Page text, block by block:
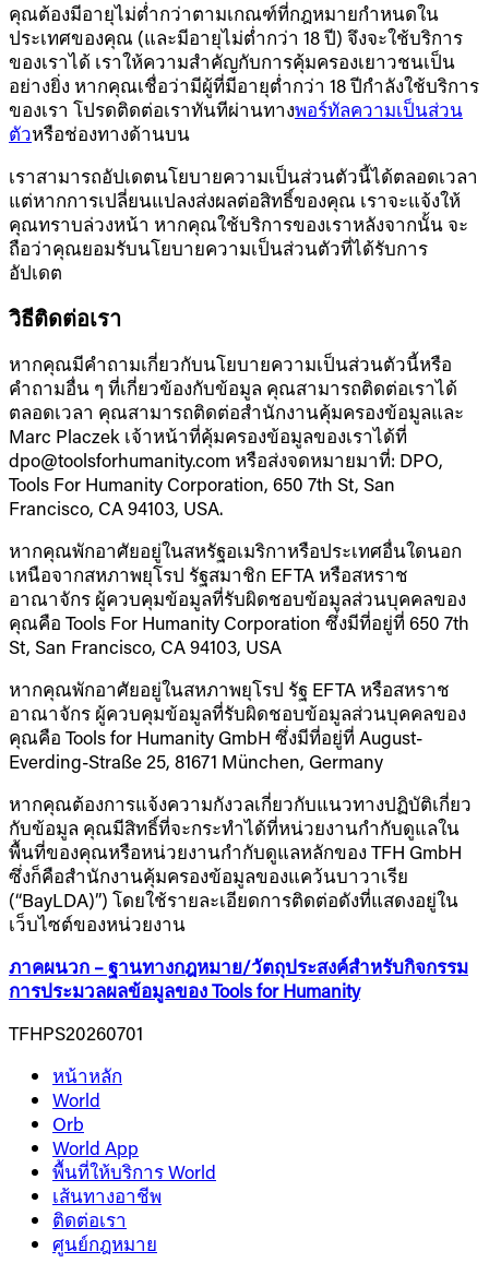
คุณต้องมีอายุไม่ต่ำกว่าตามเกณฑ์ที่กฎหมายกำหนดใน
ประเทศของคุณ (และมีอายุไม่ต่ำกว่า 18 ปี) จึงจะใช้บริการ
ของเราได้ เราให้ความสำคัญกับการคุ้มครองเยาวชนเป็น
อย่างยิ่ง หากคุณเชื่อว่ามีผู้ที่มีอายุต่ำกว่า 18 ปีกำลังใช้บริการ
ของเรา โปรดติดต่อเราทันทีผ่านทางพอร์ทัลความเป็นส่วน
ตัวหรือช่องทางด้านบน
เราสามารถอัปเดตนโยบายความเป็นส่วนตัวนี้ได้ตลอดเวลา
แต่หากการเปลี่ยนแปลงส่งผลต่อสิทธิ์ของคุณ เราจะแจ้งให้
คุณทราบล่วงหน้า หากคุณใช้บริการของเราหลังจากนั้น จะ
ถือว่าคุณยอมรับนโยบายความเป็นส่วนตัวที่ได้รับการ
อัปเดต
วิธีติดต่อเรา
หากคุณมีคำถามเกี่ยวกับนโยบายความเป็นส่วนตัวนี้หรือ
คำถามอื่น ๆ ที่เกี่ยวข้องกับข้อมูล คุณสามารถติดต่อเราได้
ตลอดเวลา คุณสามารถติดต่อสำนักงานคุ้มครองข้อมูลและ
Marc Placzek เจ้าหน้าที่คุ้มครองข้อมูลของเราได้ที่
dpo@toolsforhumanity.com หรือส่งจดหมายมาที่: DPO,
Tools For Humanity Corporation, 650 7th St, San
Francisco, CA 94103, USA.
หากคุณพักอาศัยอยู่ในสหรัฐอเมริกาหรือประเทศอื่นใดนอก
เหนือจากสหภาพยุโรป รัฐสมาชิก EFTA หรือสหราช
อาณาจักร ผู้ควบคุมข้อมูลที่รับผิดชอบข้อมูลส่วนบุคคลของ
คุณคือ Tools For Humanity Corporation ซึ่งมีที่อยู่ที่ 650 7th
St, San Francisco, CA 94103, USA
หากคุณพักอาศัยอยู่ในสหภาพยุโรป รัฐ EFTA หรือสหราช
อาณาจักร ผู้ควบคุมข้อมูลที่รับผิดชอบข้อมูลส่วนบุคคลของ
คุณคือ Tools for Humanity GmbH ซึ่งมีที่อยู่ที่ August-
Everding-Straße 25, 81671 München, Germany
หากคุณต้องการแจ้งความกังวลเกี่ยวกับแนวทางปฏิบัติเกี่ยว
กับข้อมูล คุณมีสิทธิ์ที่จะกระทำได้ที่หน่วยงานกำกับดูแลใน
พื้นที่ของคุณหรือหน่วยงานกำกับดูแลหลักของ TFH GmbH
ซึ่งก็คือสำนักงานคุ้มครองข้อมูลของแคว้นบาวาเรีย
(“BayLDA)”) โดยใช้รายละเอียดการติดต่อดังที่แสดงอยู่ใน
เว็บไซต์ของหน่วยงาน
ภาคผนวก – ฐานทางกฎหมาย/วัตถุประสงค์สำหรับกิจกรรม
การประมวลผลข้อมูลของ Tools for Humanity
TFHPS20260701
หน้าหลัก
World
Orb
World App
พื้นที่ให้บริการ World
เส้นทางอาชีพ
ติดต่อเรา
ศูนย์กฎหมาย